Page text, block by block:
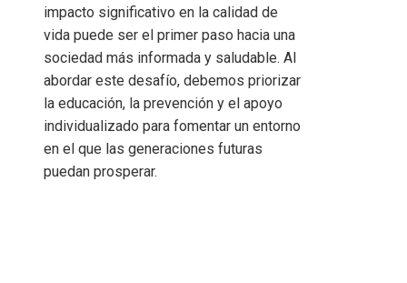
impacto significativo en la calidad de
vida puede ser el primer paso hacia una
sociedad más informada y saludable. Al
abordar este desafío, debemos priorizar
la educación, la prevención y el apoyo
individualizado para fomentar un entorno
en el que las generaciones futuras
puedan prosperar.